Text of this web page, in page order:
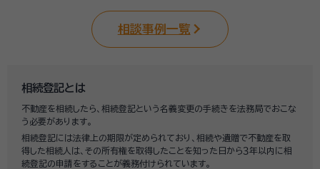
相談事例一覧
相続登記とは
不動産を相続したら、相続登記という名義変更の手続きを法務局でおこな
う必要があります。
相続登記には法律上の期限が定められており、相続や遺贈で不動産を取
得した相続人は、その所有権を取得したことを知った日から３年以内に相
続登記の申請をすることが義務付けられています。